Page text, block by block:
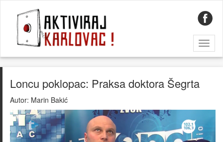
Loncu poklopac: Praksa doktora Šegrta
Autor: Marin Bakić